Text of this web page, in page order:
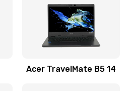
видеочипа
ЗаказатьAcer TravelMate B5 14